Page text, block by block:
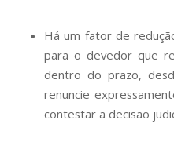
Há um fator de
para o devedor que
dentro do prazo,
renuncie
contestar a decisão